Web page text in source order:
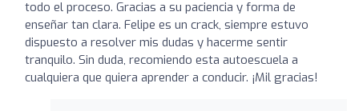
todo el proceso. Gracias a su paciencia y forma de
enseñar tan clara. Felipe es un crack, siempre estuvo
dispuesto a resolver mis dudas y hacerme sentir
tranquilo. Sin duda, recomiendo esta autoescuela a
cualquiera que quiera aprender a conducir. ¡Mil gracias!